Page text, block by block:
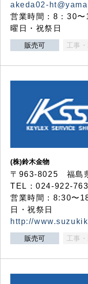
akeda02-
営業時間：8：30
曜日・祝祭日
販売可 工事
(株)鈴木金物
〒963-8025 福島
TEL：024-922-
営業時間：8:30〜
日・祝祭日
http://
販売可 工事